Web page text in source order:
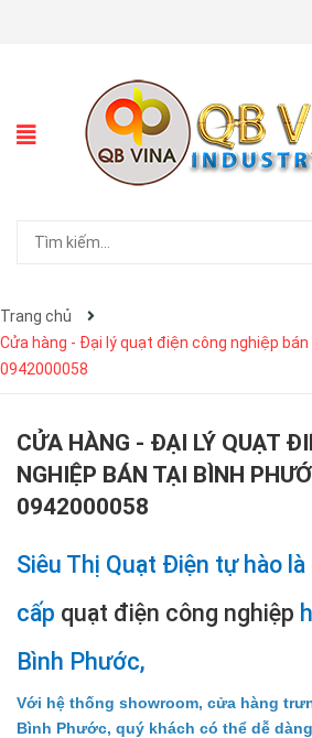
Trang chủ
Cửa hàng - Đại lý quạt điện công nghiệp
0942000058
CỬA HÀNG - ĐẠI LÝ QUẠT
NGHIỆP BÁN TẠI BÌNH
0942000058
Siêu Thị Quạt Điện tự hào
cấp quạt điện công nghiệp
Bình Phước,
Với hệ thống showroom, cửa hàng
Bình Phước, quý khách có thể dễ